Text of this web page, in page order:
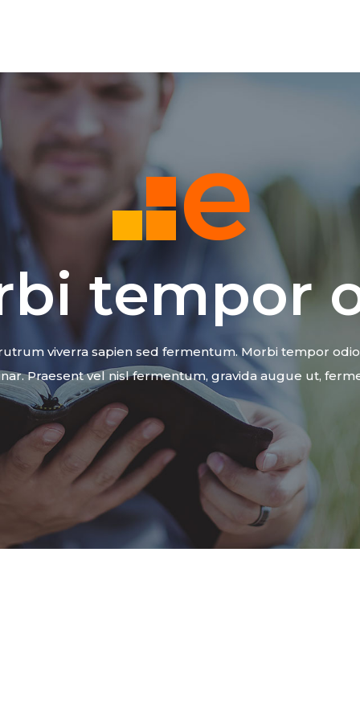
tempor
viverra sapien sed fermentum. Morbi tempor
Praesent vel nisl fermentum, gravida augue ut,